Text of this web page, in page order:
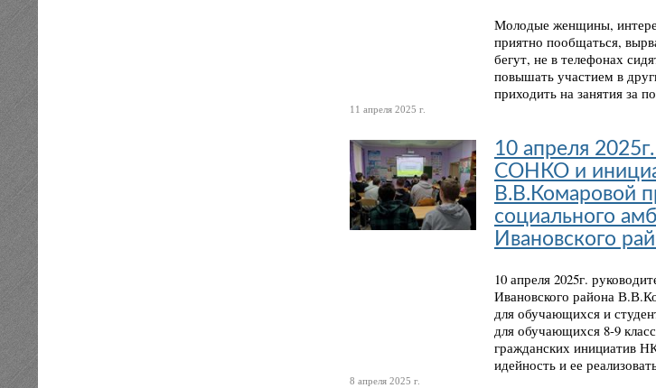
Молодые женщины,
приятно пообщаться,
бегут, не в телефонах
повышать участием в
приходить на занятия за
11 апреля 2025 г.
10 апреля
СОНКО и
В.В.Комаровой
социального
Ивановского
10 апреля 2025г.
Ивановского района
для обучающихся и
для обучающихся 8-9
гражданских инициатив
идейность и ее
8 апреля 2025 г.